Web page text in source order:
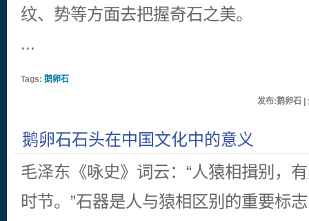
纹、势等方面去把握奇石之美。
...
Tags: 鹅卵石
发布:鹅卵石 |
鹅卵石石头在中国文化中的意义
毛泽东《咏史》词云：“人猿相揖别，
时节。”石器是人与猿相区别的重要标